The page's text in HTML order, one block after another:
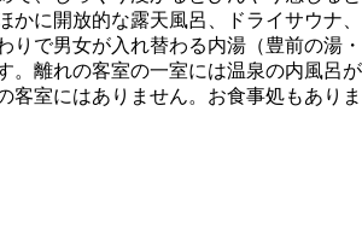
かに開放的な露天風呂、ドライサウナ、
りで男女が入れ替わる内湯（豊前の湯・
。離れの客室の一室には温泉の内風呂が
客室にはありません。お食事処もありま